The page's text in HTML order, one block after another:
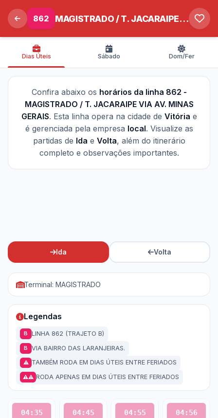
862 MAGISTRADO / T. JACARAIPE VIA AV. MINAS GERAIS
Dias Úteis Sábado Dom/Fer
Confira abaixo os horários da linha 862 -
MAGISTRADO / T. JACARAIPE VIA AV. MINAS
GERAIS. Esta linha opera na cidade de Vitória e
é gerenciada pela empresa local. Visualize as
partidas de Ida e Volta, além do itinerário
completo e observações importantes.
Ida Volta
Terminal: MAGISTRADO
Legendas
B LINHA 862 (TRAJETO B)
B VIA BAIRRO DAS LARANJEIRAS.
⚠ TAMBÉM RODA EM DIAS ÚTEIS ENTRE FERIADOS
⚠⚠ RODA APENAS EM DIAS ÚTEIS ENTRE FERIADOS
04:35 04:45 04:55 04:56